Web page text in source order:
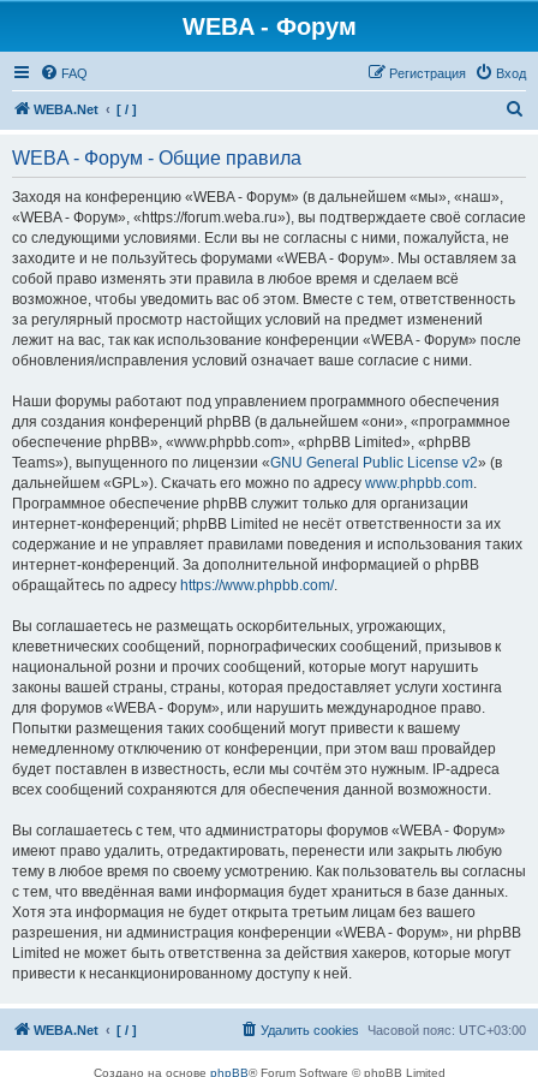
WEBA - Форум
FAQ Вход
Регистрация
WEBA.Net [ / ]
WEBA - Форум - Общие правила
Заходя на конференцию «WEBA - Форум» (в дальнейшем «мы», «наш»,
«WEBA - Форум», «https://forum.weba.ru»), вы подтверждаете своё согласие
со следующими условиями. Если вы не согласны с ними, пожалуйста, не
заходите и не пользуйтесь форумами «WEBA - Форум». Мы оставляем за
собой право изменять эти правила в любое время и сделаем всё
возможное, чтобы уведомить вас об этом. Вместе с тем, ответственность
за регулярный просмотр настойщих условий на предмет изменений
лежит на вас, так как использование конференции «WEBA - Форум» после
обновления/исправления условий означает ваше согласие с ними.
Наши форумы работают под управлением программного обеспечения
для создания конференций phpBB (в дальнейшем «они», «программное
обеспечение phpBB», «www.phpbb.com», «phpBB Limited», «phpBB
Teams»), выпущенного по лицензии «GNU General Public License v2» (в
дальнейшем «GPL»). Скачать его можно по адресу www.phpbb.com.
Программное обеспечение phpBB служит только для организации
интернет-конференций; phpBB Limited не несёт ответственности за их
содержание и не управляет правилами поведения и использования таких
интернет-конференций. За дополнительной информацией о phpBB
обращайтесь по адресу https://www.phpbb.com/.
Вы соглашаетесь не размещать оскорбительных, угрожающих,
клеветнических сообщений, порнографических сообщений, призывов к
национальной розни и прочих сообщений, которые могут нарушить
законы вашей страны, страны, которая предоставляет услуги хостинга
для форумов «WEBA - Форум», или нарушить международное право.
Попытки размещения таких сообщений могут привести к вашему
немедленному отключению от конференции, при этом ваш провайдер
будет поставлен в известность, если мы сочтём это нужным. IP-адреса
всех сообщений сохраняются для обеспечения данной возможности.
Вы соглашаетесь с тем, что администраторы форумов «WEBA - Форум»
имеют право удалить, отредактировать, перенести или закрыть любую
тему в любое время по своему усмотрению. Как пользователь вы согласны
с тем, что введённая вами информация будет храниться в базе данных.
Хотя эта информация не будет открыта третьим лицам без вашего
разрешения, ни администрация конференции «WEBA - Форум», ни phpBB
Limited не может быть ответственна за действия хакеров, которые могут
привести к несанкционированному доступу к ней.
WEBA.Net [ / ] Часовой пояс: UTC+03:00
Удалить cookies
Создано на основе phpBB® Forum Software © phpBB Limited